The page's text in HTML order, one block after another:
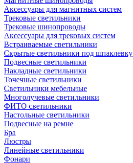
Аксессуары для магнитных систем
Трековые светильники
Трековые шинопроводы
Аксессуары для трековых систем
Встраиваемые светильники
Скрытые светильники под шпаклевку
Подвесные светильники
Накладные светильники
Точечные светильники
Светильники мебельные
Многолучевые светильники
ФИТО светильники
Настольные светильники
Подвесные на ремне
Бра
Люстры
Линейные светильники
Фонари